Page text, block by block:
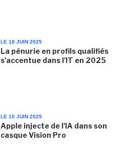
LE 18 JUIN 2025
La pénurie en profils qualifiés
s'accentue dans l'IT en 2025
LE 10 JUIN 2025
Apple injecte de l'IA dans son
casque Vision Pro